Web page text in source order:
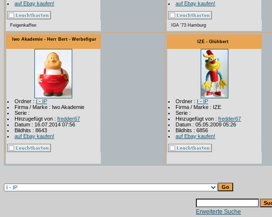
auf Ebay kaufen!
Feigenkaffee
auf Ebay kaufen!
IGA '73 Hamburg
Iwo Akademie - Herr Bert - Werbefigur
Ordner : I - IP
Firma / Marke : Iwo Akademie
Serie :
Hinzugefügt von : fredder67
Datum : 16.07.2014 07:56
Bildhits : 8643
auf Ebay kaufen!
IZE - Glühbert
Ordner : I - IP
Firma / Marke : IZE
Serie :
Hinzugefügt von : fredder67
Datum : 05.05.2009 05:26
Bildhits : 6856
auf Ebay kaufen!
Erweiterte Suche